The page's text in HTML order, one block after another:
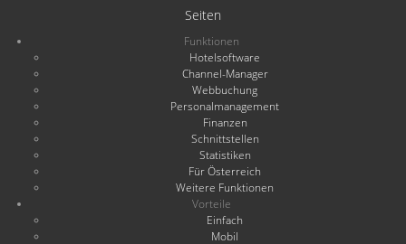
Seiten
Funktionen
Hotelsoftware
Channel-Manager
Webbuchung
Personalmanagement
Finanzen
Schnittstellen
Statistiken
Für Österreich
Weitere Funktionen
Vorteile
Einfach
Mobil